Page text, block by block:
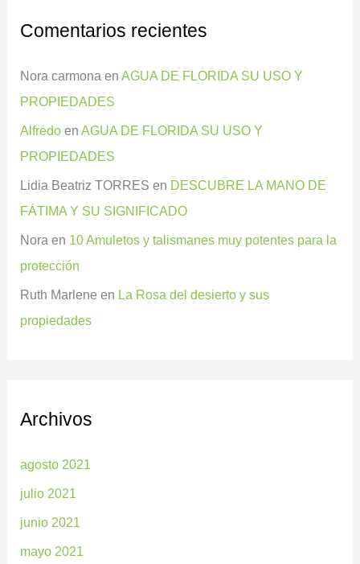
Comentarios recientes
Nora carmona enAGUA DE FLORIDA SU USO Y
PROPIEDADES
Alfredo enAGUA DE FLORIDA SU USO Y
PROPIEDADES
Lidia Beatriz TORRES en DESCUBRE LA MANO DE
FÁTIMA Y SU SIGNIFICADO
Nora en 10 Amuletos y talismanes muy potentes para la
protección
Ruth Marlene en La Rosa del desierto y sus
propiedades
Archivos
agosto 2021
julio 2021
junio 2021
mayo 2021